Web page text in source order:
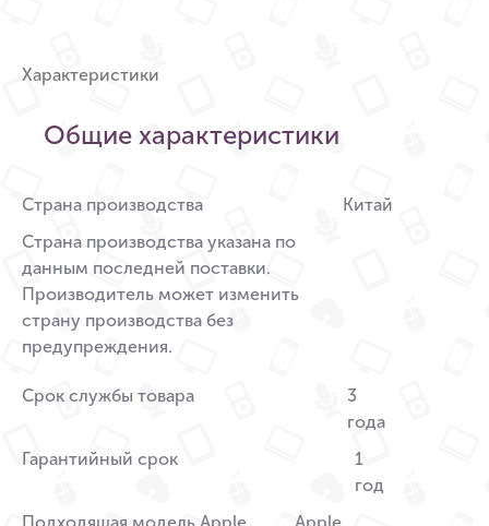
Характеристики
Общие характеристики
Страна производства
Страна производства указана по
данным последней поставки.
Производитель может изменить
страну производства без
предупреждения.
Китай
Срок службы товара
3
года
Гарантийный срок
1
год
Подходящая модель Apple
Apple